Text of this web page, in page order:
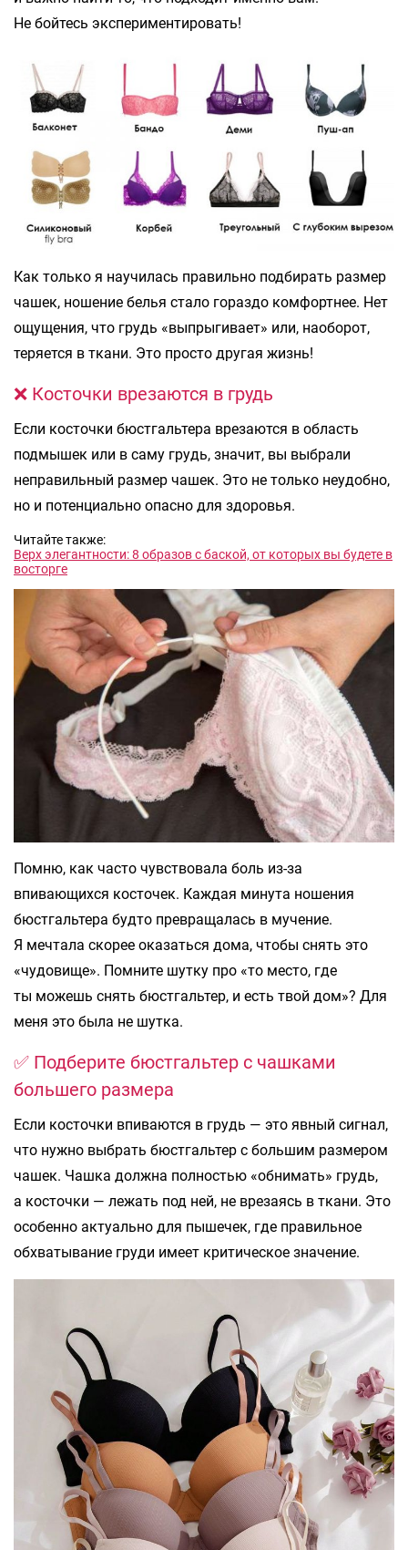
Не бойтесь экспериментировать!
Как только я научилась правильно подбирать размер
чашек, ношение белья стало гораздо комфортнее. Нет
ощущения, что грудь «выпрыгивает» или, наоборот,
теряется в ткани. Это просто другая жизнь!
❌ Косточки врезаются в грудь
Если косточки бюстгальтера врезаются в область
подмышек или в саму грудь, значит, вы выбрали
неправильный размер чашек. Это не только неудобно,
но и потенциально опасно для здоровья.
Читайте также:
Верх элегантности: 8 образов с баской, от которых вы будете в
восторге
Помню, как часто чувствовала боль из-за
впивающихся косточек. Каждая минута ношения
бюстгальтера будто превращалась в мучение.
Я мечтала скорее оказаться дома, чтобы снять это
«чудовище». Помните шутку про «то место, где
ты можешь снять бюстгальтер, и есть твой дом»? Для
меня это была не шутка.
✅ Подберите бюстгальтер с чашками
большего размера
Если косточки впиваются в грудь — это явный сигнал,
что нужно выбрать бюстгальтер с большим размером
чашек. Чашка должна полностью «обнимать» грудь,
а косточки — лежать под ней, не врезаясь в ткани. Это
особенно актуально для пышечек, где правильное
обхватывание груди имеет критическое значение.